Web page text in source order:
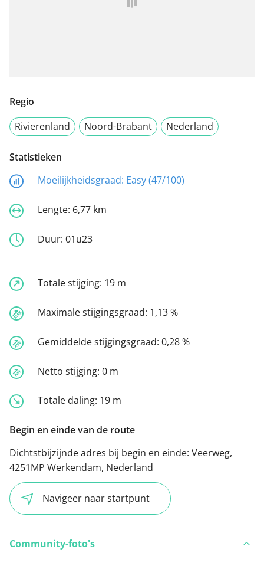
Regio
Rivierenland
Noord-Brabant Nederland
Statistieken
Moeilijkheidsgraad: Easy (47/100)
Lengte: 6,77 km
Duur: 01u23
Totale stijging: 19 m
Maximale stijgingsgraad: 1,13 %
Gemiddelde stijgingsgraad: 0,28 %
Netto stijging: 0 m
Totale daling: 19 m
Begin en einde van de route
Dichtstbijzijnde adres bij begin en einde: Veerweg,
4251MP Werkendam, Nederland
Navigeer naar startpunt
Community-foto's